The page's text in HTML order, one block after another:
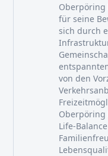
Oberpöring
für seine
sich durch
von den
Oberpöring
Life-